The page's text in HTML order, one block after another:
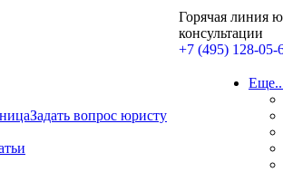
Горячая линия
консультации
+7 (495) 128-05-
Задать вопрос юристу